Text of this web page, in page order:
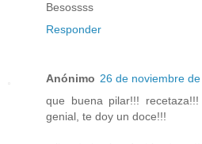
Besossss
Responder
Anónimo 26 de noviembre
que buena pilar!!!
genial, te doy un doce!!!